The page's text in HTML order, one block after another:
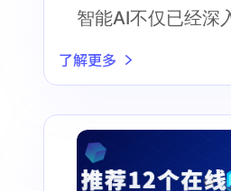
智能AI不仅已经深
生活的各个角落，
改变设计领域的现
了解更多